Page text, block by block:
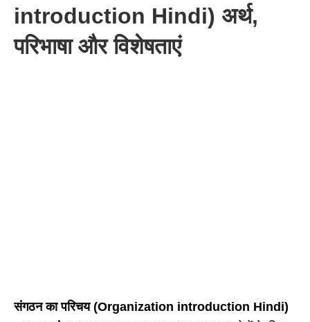
introduction Hindi) अर्थ,
परिभाषा और विशेषताएं
संगठन का परिचय (Organization introduction Hindi)